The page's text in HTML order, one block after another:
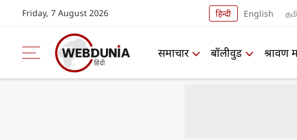
Friday, 7 August 2026 हिन्दी English
समाचार बॉलीवुड श्रावण